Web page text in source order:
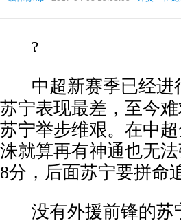
?
中超新赛季已经
苏宁表现最差，至今难
苏宁举步维艰。在中
洙就算再有神通也无
8分，后面苏宁要拼命
没有外援前锋的苏